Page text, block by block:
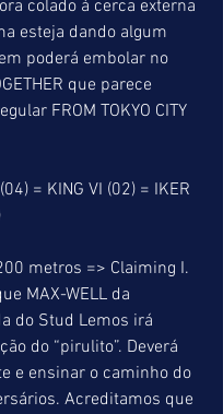
colado à cerca externa
esteja dando algum
poderá embolar no
que parece
FROM TOKYO CITY
= KING VI (02) = IKER
metros => Claiming I.
MAX-WELL da
do Stud Lemos irá
do “pirulito”. Deverá
e ensinar o caminho do
Acreditamos que